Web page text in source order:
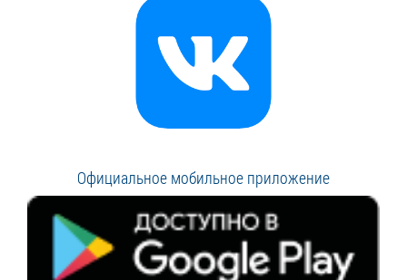
Официальное мобильное приложение